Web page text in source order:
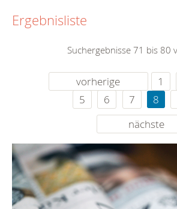
Ergebnisliste
Suchergebnisse 71 bis 80
vorherige 1
5
6 7 8
nächste